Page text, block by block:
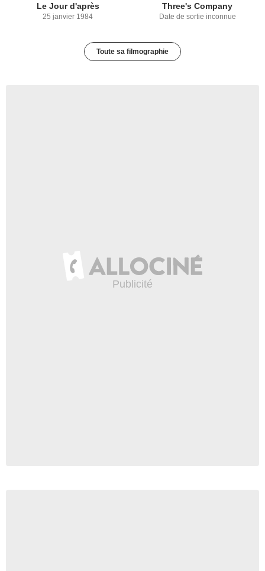
Le Jour d'après
25 janvier 1984
Three's Company
Date de sortie inconnue
Toute sa filmographie